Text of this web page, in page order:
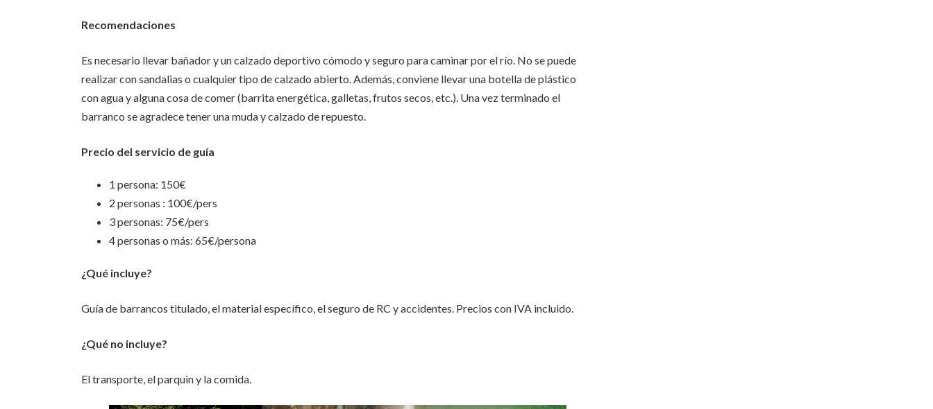
Recomendaciones
Es necesario llevar bañador y un calzado deportivo cómodo y seguro para caminar por el río. No se puede
realizar con sandalias o cualquier tipo de calzado abierto. Además, conviene llevar una botella de plástico
con agua y alguna cosa de comer (barrita energética, galletas, frutos secos, etc.). Una vez terminado el
barranco se agradece tener una muda y calzado de repuesto.
Precio del servicio de guía
1 persona: 150€
2 personas : 100€/pers
3 personas: 75€/pers
4 personas o más: 65€/persona
¿Qué incluye?
Guía de barrancos titulado, el material específico, el seguro de RC y accidentes. Precios con IVA incluido.
¿Qué no incluye?
El transporte, el parquin y la comida.